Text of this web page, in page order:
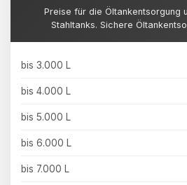
Preise für die Öltankentsorgung
Stahltanks. Sichere
bis 3.000 L
bis 4.000 L
bis 5.000 L
bis 6.000 L
bis 7.000 L